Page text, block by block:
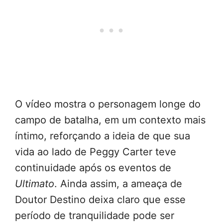
O vídeo mostra o personagem longe do
campo de batalha, em um contexto mais
íntimo, reforçando a ideia de que sua
vida ao lado de Peggy Carter teve
continuidade após os eventos de
Ultimato. Ainda assim, a ameaça de
Doutor Destino deixa claro que esse
período de tranquilidade pode ser